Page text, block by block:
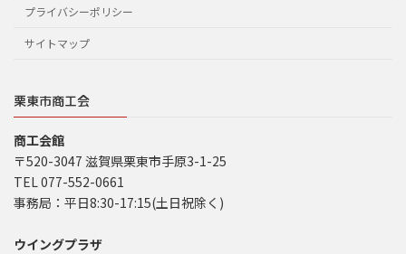
プライバシーポリシー
サイトマップ
栗東市商工会
商工会館
〒520-3047 滋賀県栗東市手原3-1-25
TEL 077-552-0661
事務局：平日8:30-17:15(土日祝除く)
ウイングプラザ